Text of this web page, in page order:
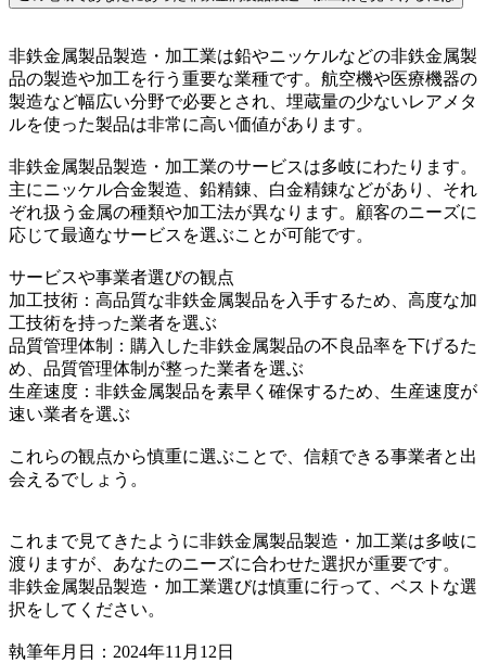
非鉄金属製品製造・加工業は鉛やニッケルなどの非鉄金属製
品の製造や加工を行う重要な業種です。航空機や医療機器の
製造など幅広い分野で必要とされ、埋蔵量の少ないレアメタ
ルを使った製品は非常に高い価値があります。
非鉄金属製品製造・加工業のサービスは多岐にわたります。
主にニッケル合金製造、鉛精錬、白金精錬などがあり、それ
ぞれ扱う金属の種類や加工法が異なります。顧客のニーズに
応じて最適なサービスを選ぶことが可能です。
サービスや事業者選びの観点
加工技術：高品質な非鉄金属製品を入手するため、高度な加
工技術を持った業者を選ぶ
品質管理体制：購入した非鉄金属製品の不良品率を下げるた
め、品質管理体制が整った業者を選ぶ
生産速度：非鉄金属製品を素早く確保するため、生産速度が
速い業者を選ぶ
これらの観点から慎重に選ぶことで、信頼できる事業者と出
会えるでしょう。
これまで見てきたように非鉄金属製品製造・加工業は多岐に
渡りますが、あなたのニーズに合わせた選択が重要です。
非鉄金属製品製造・加工業選びは慎重に行って、ベストな選
択をしてください。
執筆年月日：2024年11月12日